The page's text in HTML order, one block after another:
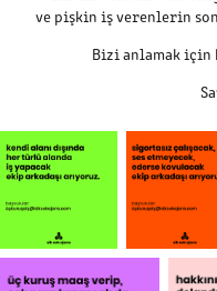
ve pişkin iş verenlerin
Bizi anlamak için